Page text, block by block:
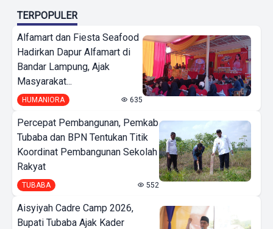
TERPOPULER
Alfamart dan Fiesta Seafood
Hadirkan Dapur Alfamart di
Bandar Lampung, Ajak
Masyarakat...
HUMANIORA 635
Percepat Pembangunan, Pemkab
Tubaba dan BPN Tentukan Titik
Koordinat Pembangunan Sekolah
Rakyat
TUBABA 552
Aisyiyah Cadre Camp 2026,
Bupati Tubaba Ajak Kader